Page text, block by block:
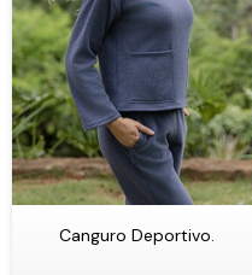
Canguro Deportivo.